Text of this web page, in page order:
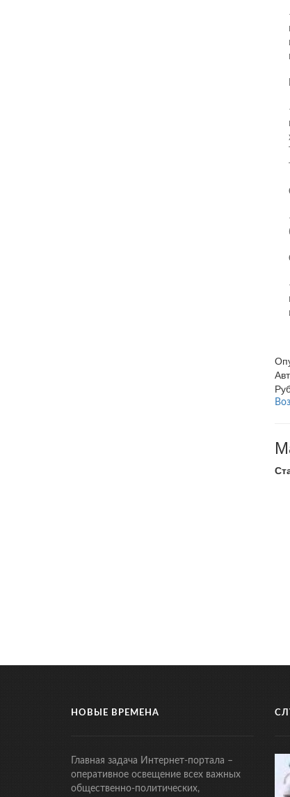
НОВЫЕ ВРЕМЕНА
Главная задача Интернет-портала –
оперативное освещение всех важных
общественно-политических,